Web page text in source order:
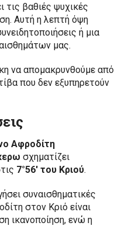
βαθιές ψυχικές
Αυτή η λεπτή όψη
ή μια
μας.
να απομακρυνθούμε από
που δεν εξυπηρετούν
Αφροδίτη
σχηματίζει
7°56′ του Κριού.
συναισθηματικές
στον Κριό είναι
ικανοποίηση, ενώ η